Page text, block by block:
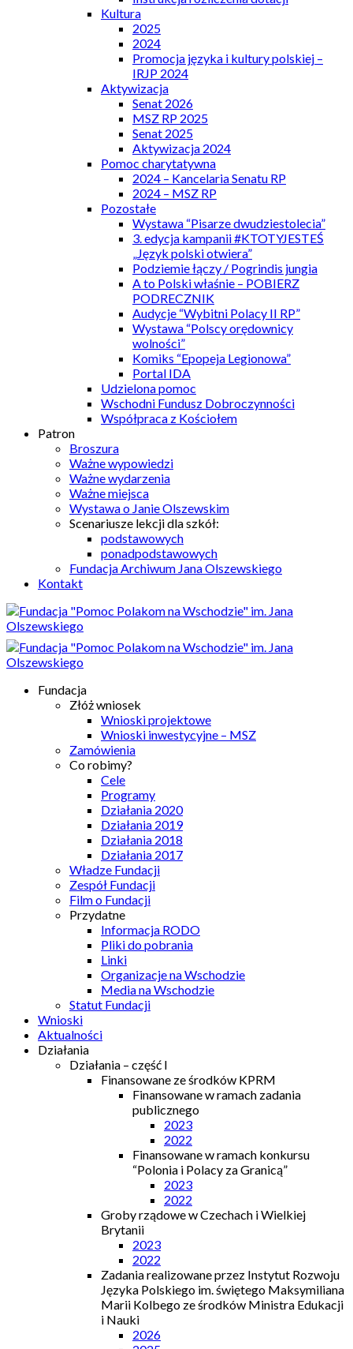
Kultura
2025
2024
Promocja języka i kultury polskiej –
IRJP 2024
Aktywizacja
Senat 2026
MSZ RP 2025
Senat 2025
Aktywizacja 2024
Pomoc charytatywna
2024 – Kancelaria Senatu RP
2024 – MSZ RP
Pozostałe
Wystawa “Pisarze dwudziestolecia”
3. edycja kampanii #KTOTYJESTEŚ
„Język polski otwiera”
Podziemie łączy / Pogrindis jungia
A to Polski właśnie – POBIERZ
PODRECZNIK
Audycje “Wybitni Polacy II RP”
Wystawa “Polscy orędownicy
wolności”
Komiks “Epopeja Legionowa”
Portal IDA
Udzielona pomoc
Wschodni Fundusz Dobroczynności
Współpraca z Kościołem
Patron
Broszura
Ważne wypowiedzi
Ważne wydarzenia
Ważne miejsca
Wystawa o Janie Olszewskim
Scenariusze lekcji dla szkół:
podstawowych
ponadpodstawowych
Fundacja Archiwum Jana Olszewskiego
Kontakt
Fundacja
Złóż wniosek
Wnioski projektowe
Wnioski inwestycyjne – MSZ
Zamówienia
Co robimy?
Cele
Programy
Działania 2020
Działania 2019
Działania 2018
Działania 2017
Władze Fundacji
Zespół Fundacji
Film o Fundacji
Przydatne
Informacja RODO
Pliki do pobrania
Linki
Organizacje na Wschodzie
Media na Wschodzie
Statut Fundacji
Wnioski
Aktualności
Działania
Działania – część I
Finansowane ze środków KPRM
Finansowane w ramach zadania
publicznego
2023
2022
Finansowane w ramach konkursu
“Polonia i Polacy za Granicą”
2023
2022
Groby rządowe w Czechach i Wielkiej
Brytanii
2023
2022
Zadania realizowane przez Instytut Rozwoju
Języka Polskiego im. świętego Maksymiliana
Marii Kolbego ze środków Ministra Edukacji
i Nauki
2026